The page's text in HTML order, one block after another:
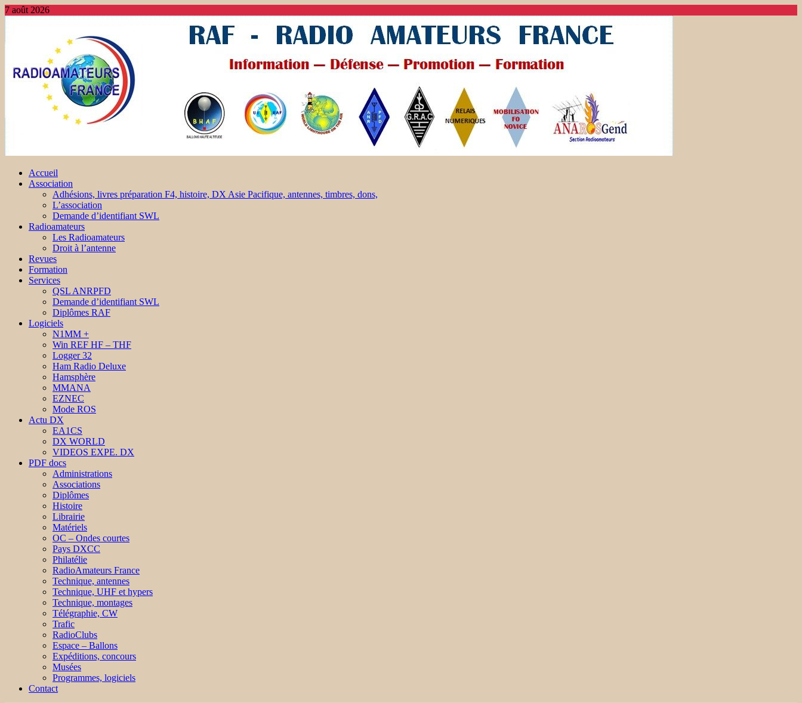
7 août 2026
Accueil
Association
Adhésions, livres préparation F4, histoire, DX Asie Pacifique, antennes, timbres, dons,
L’association
Demande d’identifiant SWL
Radioamateurs
Les Radioamateurs
Droit à l’antenne
Revues
Formation
Services
QSL ANRPFD
Demande d’identifiant SWL
Diplômes RAF
Logiciels
N1MM +
Win REF HF – THF
Logger 32
Ham Radio Deluxe
Hamsphère
MMANA
EZNEC
Mode ROS
Actu DX
EA1CS
DX WORLD
VIDEOS EXPE. DX
PDF docs
Administrations
Associations
Diplômes
Histoire
Librairie
Matériels
OC – Ondes courtes
Pays DXCC
Philatélie
RadioAmateurs France
Technique, antennes
Technique, UHF et hypers
Technique, montages
Télégraphie, CW
Trafic
RadioClubs
Espace – Ballons
Expéditions, concours
Musées
Programmes, logiciels
Contact